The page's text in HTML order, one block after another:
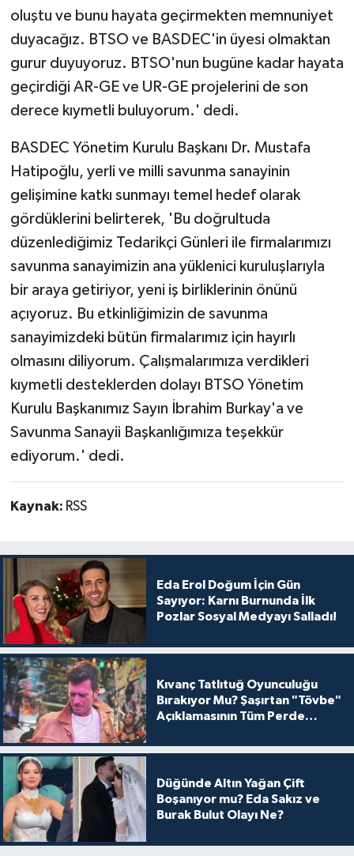
oluştu ve bunu hayata geçirmekten memnuniyet
duyacağız. BTSO ve BASDEC'in üyesi olmaktan
gurur duyuyoruz. BTSO'nun bugüne kadar hayata
geçirdiği AR-GE ve UR-GE projelerini de son
derece kıymetli buluyorum.' dedi.
BASDEC Yönetim Kurulu Başkanı Dr. Mustafa
Hatipoğlu, yerli ve milli savunma sanayinin
gelişimine katkı sunmayı temel hedef olarak
gördüklerini belirterek, 'Bu doğrultuda
düzenlediğimiz Tedarikçi Günleri ile firmalarımızı
savunma sanayimizin ana yüklenici kuruluşlarıyla
bir araya getiriyor, yeni iş birliklerinin önünü
açıyoruz. Bu etkinliğimizin de savunma
sanayimizdeki bütün firmalarımız için hayırlı
olmasını diliyorum. Çalışmalarımıza verdikleri
kıymetli desteklerden dolayı BTSO Yönetim
Kurulu Başkanımız Sayın İbrahim Burkay'a ve
Savunma Sanayii Başkanlığımıza teşekkür
ediyorum.' dedi.
Kaynak: RSS
Eda Erol Doğum İçin Gün
Sayıyor: Karnı Burnunda İlk
Pozlar Sosyal Medyayı Salladı!
Kıvanç Tatlıtuğ Oyunculuğu
Bırakıyor Mu? Şaşırtan "Tövbe"
Açıklamasının Tüm Perde
Düğünde Altın Yağan Çift
Boşanıyor mu? Eda Sakız ve
Burak Bulut Olayı Ne?